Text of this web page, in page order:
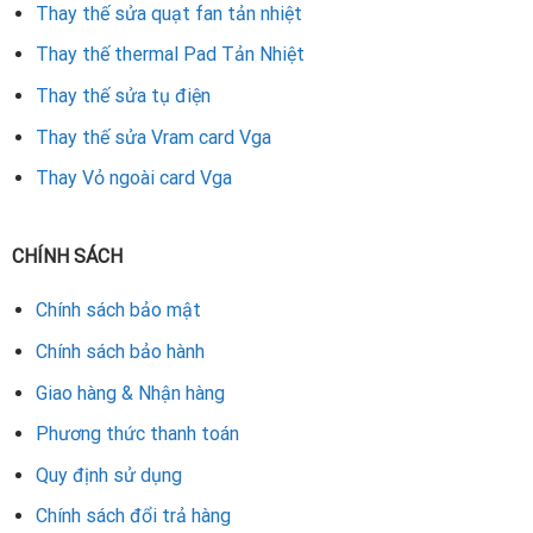
Rate this product
Thay thế sửa quạt fan tản nhiệt
Thay thế thermal Pad Tản Nhiệt
Thay thế sửa tụ điện
Thay thế sửa Vram card Vga
Thay Vỏ ngoài card Vga
CHÍNH SÁCH
Chính sách bảo mật
Chính sách bảo hành
Giao hàng & Nhận hàng
Phương thức thanh toán
Quy định sử dụng
Chính sách đổi trả hàng